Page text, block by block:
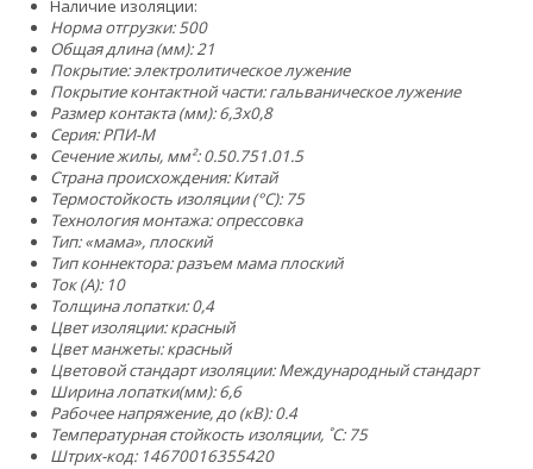
Наличие изоляции:
Норма отгрузки: 500
Общая длина (мм): 21
Покрытие: электролитическое лужение
Покрытие контактной части: гальваническое лужение
Размер контакта (мм): 6,3x0,8
Серия: РПИ-М
Сечение жилы, мм²:0.50.751.01.5
Страна происхождения: Китай
Термостойкость изоляции (°C): 75
Технология монтажа: опрессовка
Тип: «мама», плоский
Тип коннектора: разъем мама плоский
Ток (А): 10
Толщина лопатки: 0,4
Цвет изоляции: красный
Цвет манжеты: красный
Цветовой стандарт изоляции: Международный стандарт
Ширина лопатки(мм): 6,6
Рабочее напряжение, до (кВ): 0.4
Температурная стойкость изоляции, ˚С: 75
Штрих-код: 14670016355420